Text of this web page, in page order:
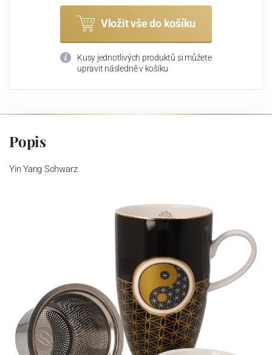
Vložit vše do košíku
Kusy jednotlivých produktů si můžete
upravit následně v košíku
Popis
Yin Yang Schwarz